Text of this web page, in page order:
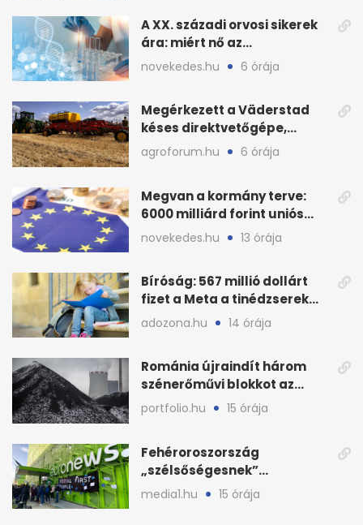
A XX. századi orvosi sikerek
ára: miért nő az
egészségügy súlya?
novekedes.hu 6 órája
Megérkezett a Väderstad
késes direktvetőgépe,
bemutatón is látható
agroforum.hu 6 órája
Megvan a kormány terve:
6000 milliárd forint uniós
pénz sorsa
novekedes.hu 13 órája
Bíróság: 567 millió dollárt
fizet a Meta a tinédzserek
védelmére
adozona.hu 14 órája
Románia újraindít három
szénerőművi blokkot az
áramellátás stabilizálására
portfolio.hu 15 órája
Fehéroroszország
„szélsőségesnek”
minősítette az Euronews
media1.hu 15 órája